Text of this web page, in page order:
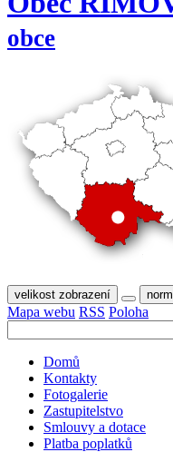
obce
velikost zobrazení
Mapa webu RSS Poloha
Domů
Kontakty
Fotogalerie
Zastupitelstvo
Smlouvy a dotace
Platba poplatků